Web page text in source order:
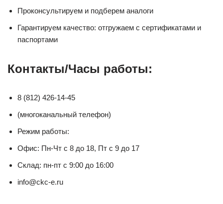
Проконсультируем и подберем аналоги
Гарантируем качество: отгружаем с сертификатами и
паспортами
Контакты/Часы работы:
8 (812) 426-14-45
(многоканальный телефон)
Режим работы:
Офис: Пн-Чт с 8 до 18, Пт с 9 до 17
Cклад: пн-пт с 9:00 до 16:00
info@ckc-e.ru